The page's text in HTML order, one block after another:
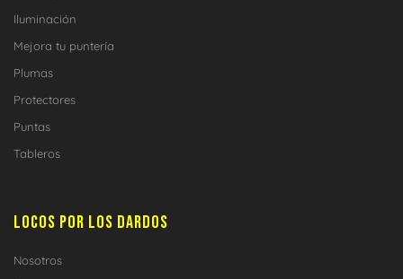
Iluminación
Mejora tu puntería
Plumas
Protectores
Puntas
Tableros
LOCOS POR LOS DARDOS
Nosotros